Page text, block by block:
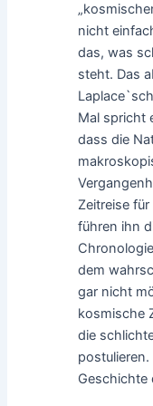
nicht
das, was
steht. Das
Mal spricht
dass die
Zeitreise
führen ihn
dem
gar nicht
kosmische
die
Geschichte